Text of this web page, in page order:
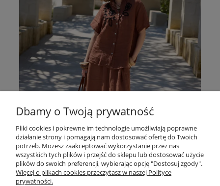
Dbamy o Twoją prywatność
Pliki cookies i pokrewne im technologie umożliwiają poprawne
działanie strony i pomagają nam dostosować ofertę do Twoich
potrzeb. Możesz zaakceptować wykorzystanie przez nas
wszystkich tych plików i przejść do sklepu lub dostosować użycie
plików do swoich preferencji, wybierając opcję "Dostosuj zgody".
Więcej o plikach cookies przeczytasz w naszej Polityce
prywatności.